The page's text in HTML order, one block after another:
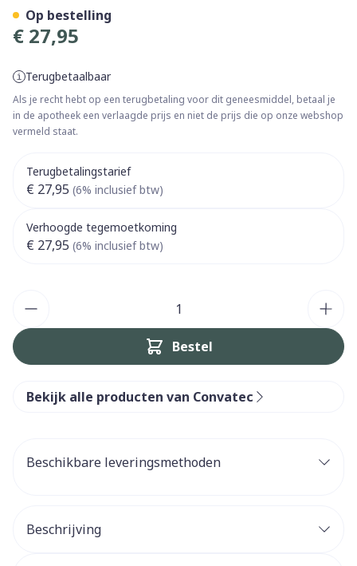
€ 27,95
Terugbetaalbaar
Als je recht hebt op een terugbetaling voor dit geneesmiddel, betaal je
in de apotheek een verlaagde prijs en niet de prijs die op onze webshop
vermeld staat.
Terugbetalingstarief
€ 27,95 (6% inclusief btw)
Verhoogde tegemoetkoming
€ 27,95 (6% inclusief btw)
Bestel
Op bestelling
Bekijk alle producten van Convatec
Beschikbare leveringsmethoden
Beschrijving